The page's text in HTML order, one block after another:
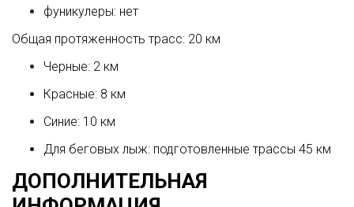
фуникулеры: нет
Общая протяженность трасс: 20 км
Черные: 2 км
Красные: 8 км
Синие: 10 км
Для беговых лыж: подготовленные трассы 45 км
ДОПОЛНИТЕЛЬНАЯ